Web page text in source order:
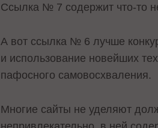
Ссылка № 7 содержит что-то
А вот ссылка № 6 лучше
и использование новейших
пафосного самовосхваления.
Многие сайты не уделяют